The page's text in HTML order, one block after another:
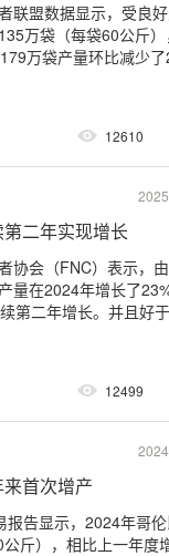
联盟数据显示，受良
万袋（每袋60公斤
万袋产量环比减少了
12610
二年实现增长
协会（FNC）表示，
量在2024年增长了
第二年增长。并且好
12499
首次增产
告显示，2024年哥
斤），相比上一年度